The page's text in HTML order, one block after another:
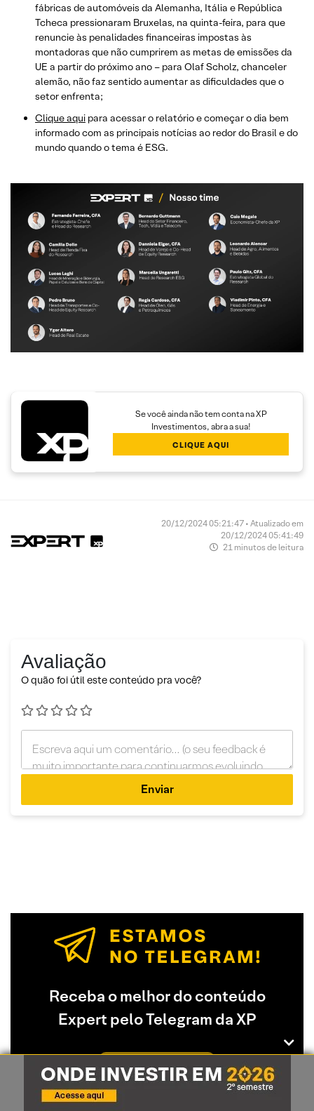
fábricas de automóveis da Alemanha, Itália e República
Tcheca pressionaram Bruxelas, na quinta-feira, para que
renuncie às penalidades financeiras impostas às
montadoras que não cumprirem as metas de emissões da
UE a partir do próximo ano – para Olaf Scholz, chanceler
alemão, não faz sentido aumentar as dificuldades que o
setor enfrenta;
Clique aqui para acessar o relatório e começar o dia bem
informado com as principais notícias ao redor do Brasil e do
mundo quando o tema é ESG.
Se você ainda não tem conta na XP
Investimentos, abra a sua!
CLIQUE AQUI
20/12/2024 05:21:47 • Atualizado em
20/12/2024 05:41:49
21 minutos de leitura
Avaliação
O quão foi útil este conteúdo pra você?
Enviar
Receba o melhor do conteúdo
Expert pelo Telegram da XP
Acessar